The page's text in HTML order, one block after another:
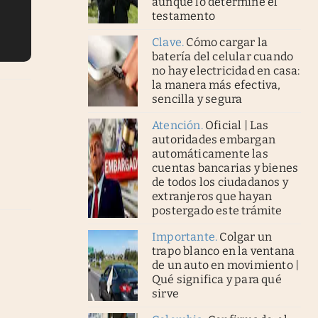
testamento
Clave. Cómo cargar la
batería del celular cuando
no hay electricidad en casa:
la manera más efectiva,
sencilla y segura
Atención. Oficial | Las
autoridades embargan
automáticamente las
cuentas bancarias y bienes
de todos los ciudadanos y
extranjeros que hayan
postergado este trámite
Importante. Colgar un
trapo blanco en la ventana
de un auto en movimiento |
Qué significa y para qué
sirve